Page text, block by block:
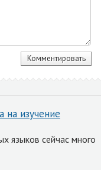
на изучение
языков сейчас много